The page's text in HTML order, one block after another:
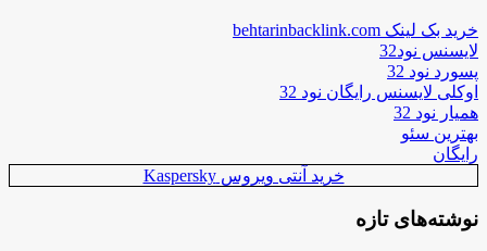
خرید بک لینک behtarinbacklink.com
لایسنس نود32
پسورد نود 32
اوکلی لایسنس رایگان نود 32
همیار نود 32
بهترین سئو
رایگان
خرید آنتی ویروس Kaspersky
نوشته‌های تازه